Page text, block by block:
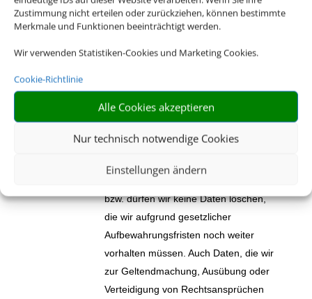
Zustimmung nicht erteilen oder zurückziehen, können bestimmte
Merkmale und Funktionen beeinträchtigt werden.
Wir verwenden Statistiken-Cookies und Marketing Cookies.
Cookie-Richtlinie
Alle Cookies akzeptieren
Nur technisch notwendige Cookies
Einstellungen ändern
Sie gespeicherter personenbezogener
Daten zu verlangen.
Sie haben weiterhin das Recht, die
gespeicherten personenbezogenen
Daten zu verlangen, wenn die
gesetzlichen Voraussetzungen
vorliegen. Bitte beachten Sie, dass Ihr
unterliegen kann. Zum Beispiel müssen
bzw. dürfen wir keine Daten löschen,
die wir aufgrund gesetzlicher
Aufbewahrungsfristen noch weiter
vorhalten müssen. Auch Daten, die wir
zur Geltendmachung, Ausübung oder
Verteidigung von Rechtsansprüchen